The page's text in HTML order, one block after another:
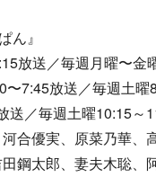
ん』
放送／毎週月曜〜金
7:45放送／毎週土曜
送／毎週土曜10:15～
合優実、原菜乃華、
鋼太郎、妻夫木聡、